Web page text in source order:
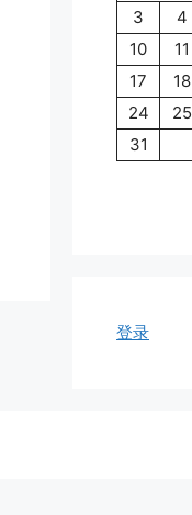
3
4
10
11
17
18
24
25
31
登录